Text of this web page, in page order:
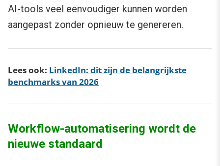
AI-tools veel eenvoudiger kunnen worden
aangepast zonder opnieuw te genereren.
Lees ook: LinkedIn: dit zijn de belangrijkste
benchmarks van 2026
Workflow-automatisering wordt de
nieuwe standaard